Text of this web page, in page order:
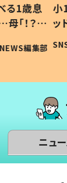
歳息
？」
編集部
小1か
ッド
作り
#令和
SNSで
ニュ